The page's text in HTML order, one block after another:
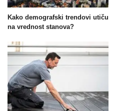
Kako demografski trendovi utiču
na vrednost stanova?